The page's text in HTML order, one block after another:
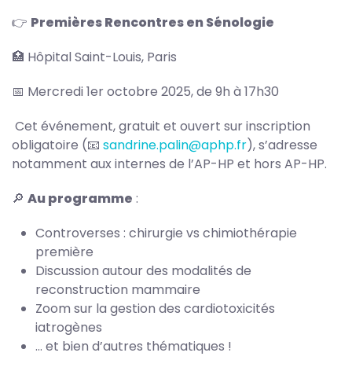
👉 Premières Rencontres en Sénologie
🏥 Hôpital Saint-Louis, Paris
📅 Mercredi 1er octobre 2025, de 9h à 17h30
Cet événement, gratuit et ouvert sur inscription
obligatoire (📧 sandrine.palin@aphp.fr), s’adresse
notamment aux internes de l’AP-HP et hors AP-HP.
🔎 Au programme :
Controverses : chirurgie vs chimiothérapie
première
Discussion autour des modalités de
reconstruction mammaire
Zoom sur la gestion des cardiotoxicités
iatrogènes
… et bien d’autres thématiques !